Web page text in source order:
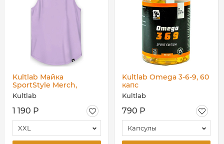
Kultlab Майка
SportStyle Merch,
сиреневая
Kultlab
1 190 Р
XXL
Kultlab Omega 3-6-9, 60
капс
Kultlab
790 Р
Капсулы